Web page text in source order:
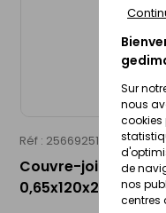
Sur
nous
cookies
de
nos
centres
Réf : 25669251
Couvre-joint de
0,65x120x250mm